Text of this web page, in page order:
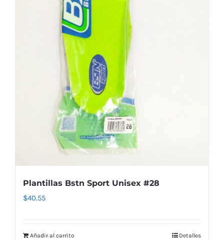
Plantillas Bstn Sport Unisex #28
$40.55
Añadir al carrito Detalles